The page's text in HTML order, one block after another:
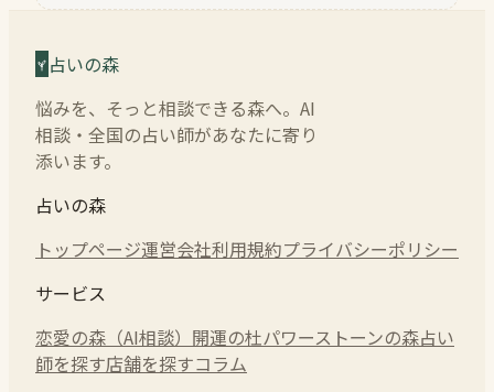
占いの森
悩みを、そっと相談できる森へ。AI
相談・全国の占い師があなたに寄り
添います。
占いの森
トップページ運営会社利用規約プライバシーポリシー
サービス
恋愛の森（AI相談） 開運の杜パワーストーンの森占い
師を探す店舗を探すコラム